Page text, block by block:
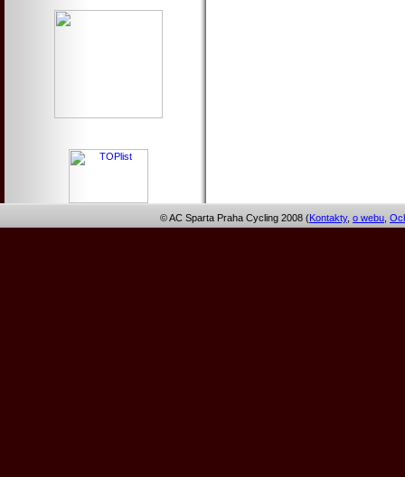
© AC Sparta Praha Cycling 2008 (Kontakty, o webu